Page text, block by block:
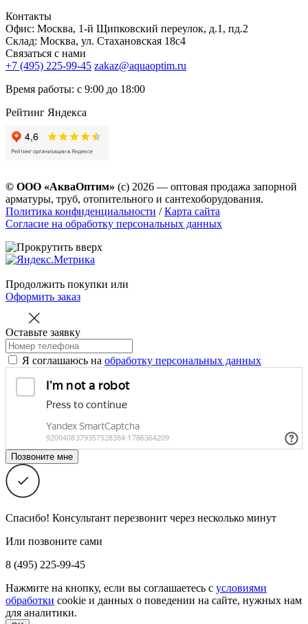
Контакты
Офис: Москва, 1-й Щипковский переулок, д.1, пд.2
Склад: Москва, ул. Стахановская 18с4
Связаться с нами
+7 (495) 225-99-45 zakaz@aquaoptim.ru
Время работы: с 9:00 до 18:00
Рейтинг Яндекса
© ООО «АкваОптим» (с) 2026 — оптовая продажа запорной
арматуры, труб, отопительного и сантехоборудования.
Политика конфиденциальности /Карта сайта
Согласие на обработку персональных данных
Продолжить покупки или
Оформить заказ
Оставьте заявку
Я соглашаюсь на обработку персональных данных
Спасибо! Консультант перезвонит через несколько минут
Или позвоните сами
8 (495) 225-99-45
Нажмите на кнопку, если вы соглашаетесь с условиями
обработки cookie и данных о поведении на сайте, нужных нам
для аналитики.